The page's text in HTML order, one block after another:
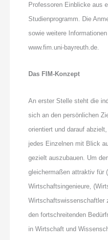
Professoren Einblicke aus
Studienprogramm. Die
sowie weitere
www.fim.uni-bayreuth.de.
Das FIM-Konzept
An erster Stelle steht die
sich an den persönlichen
orientiert und darauf
jedes Einzelnen mit Blick
gezielt auszubauen. Um
gleichermaßen attraktiv für
Wirtschaftsingenieure,
Wirtschafts­wissenschaftler
den fortschreitenden
in Wirtschaft und